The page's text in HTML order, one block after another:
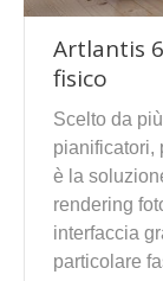
Artlantis
fisico
Scelto da
pianificatori,
è la
rendering
interfaccia
particolare